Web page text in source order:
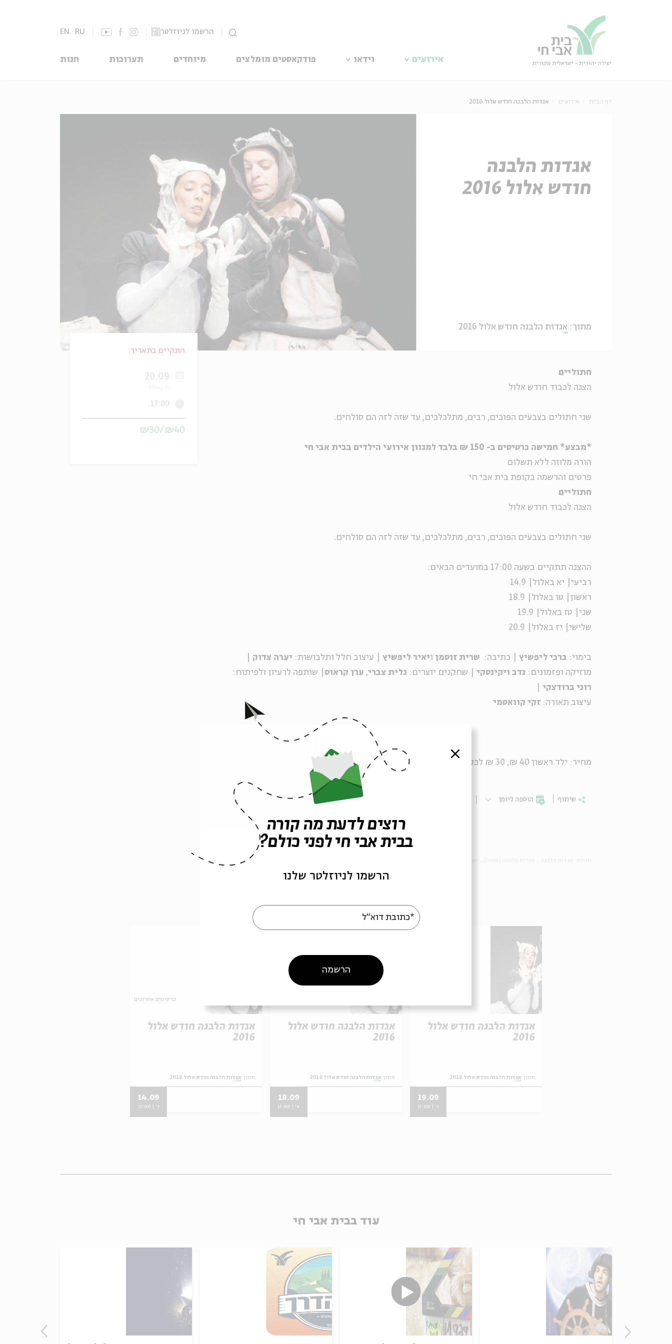
הרשמו לניוזלטר EN RU
אירועים וידאו פודקאסטים מומלצים מיוחדים תערוכות חנות
דף הבית אירועים אגדות הלבנה חודש אלול 2016
אגדות הלבנה
חודש אלול 2016
מתוך: אגדות הלבנה חודש אלול 2016
חתוליים
הצגה לכבוד חודש אלול
שני חתולים בצבעים הפוכים, רבים, מתלכלכים, עד שזה לזה הם סולחים.
*מבצע* חמישה כרטיסים ב- 150 ₪ בלבד למגוון אירועי הילדים בבית אבי חי
הורה מלווה ללא תשלום
פרטים והרשמה בקופת בית אבי חי
חתוליים
הצגה לכבוד חודש אלול
שני חתולים בצבעים הפוכים, רבים, מתלכלכים, עד שזה לזה הם סולחים.
ההצגה תתקיים בשעה 17:00 במועדים הבאים:
רביעי| יא באלול| 14.9
ראשון| טו באלול| 18.9
שני| טז באלול| 19.9
שלישי| יז באלול| 20.9
בימוי: ברכי ליפשיץ | כתיבה: שרית זוסמן ויאיר ליפשיץ | עיצוב חלל ותלבושות: יערה צדוק
מוזיקה ופזמונים: נדב ויקינסקי | שחקנים יוצרים: גלית צברי, ערן קראוס | שותפה לרעיון ולפיתוח:
רוני ברודצקי
עיצוב תאורה: זקי קוואסמי
מחיר: ילד ראשון 40
₪,
30 ₪ לכל ילד נוסף הורה מלווה ללא תשלום| מומלץ להזמין כרטיסים מראש
שיתוף הוספה ליומן
התקיים בתאריך:
20.09
17:00
₪40/₪30
אגדות הלבנה חודש אלול
2016
מתוך:אגדות הלבנה חודש אלול 2016
19.09
ב' | 17:00
אגדות הלבנה חודש אלול
2016
מתוך:אגדות הלבנה חודש אלול 2016
18.09
א' | 17:00
כרטיסים אחרונים
אגדות הלבנה חודש אלול
2016
מתוך:אגדות הלבנה חודש אלול 2016
14.09
ד' | 17:00
עוד בבית אבי חי
סגור
רוצים לדעת מה קורה
בבית אבי חי לפני כולם?
הרשמו לניוזלטר שלנו
*כתובת דוא"ל
הרשמה